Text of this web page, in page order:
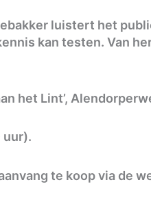
luistert het
kan testen. Van
het Lint’,
uur).
te koop via de